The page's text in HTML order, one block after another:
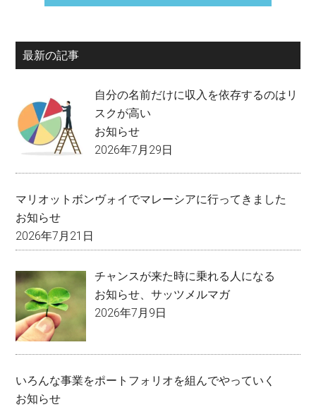
最新の記事
自分の名前だけに収入を依存するのはリ
スクが高い
お知らせ
2026年7月29日
マリオットボンヴォイでマレーシアに行ってきました
お知らせ
2026年7月21日
チャンスが来た時に乗れる人になる
お知らせ、サッツメルマガ
2026年7月9日
いろんな事業をポートフォリオを組んでやっていく
お知らせ